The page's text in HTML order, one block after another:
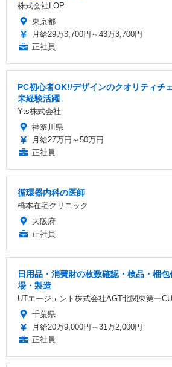
株式会社LOP
東京都
月給29万3,700円～43万3,700円
正社員
PC初心者OK!/デザインのクオリティチ
未経験活躍
Yts株式会社
神奈川県
月給27万円～50万円
正社員
循環器内科の医師
橋本在宅クリニック
大阪府
正社員
日用品・消費財の枚数確認・検品・梱
場・製造
UTエージェント株式会社AGT北関東第一CU
千葉県
月給20万9,000円～31万2,000円
正社員